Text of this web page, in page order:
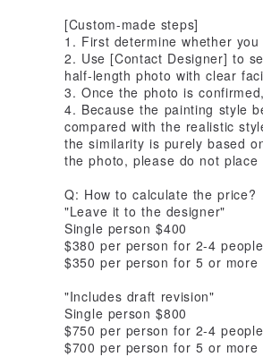
[Custom-made steps]
1. First determine whether
2. Use [Contact Designer] to
half-length photo with clear
3. Once the photo is
4. Because the painting style
compared with the realistic
the similarity is purely based
the photo, please do not place
Q: How to calculate the price?
"Leave it to the designer"
Single person $400
$380 per person for 2-4 people
$350 per person for 5 or more
"Includes draft revision"
Single person $800
$750 per person for 2-4 people
$700 per person for 5 or more